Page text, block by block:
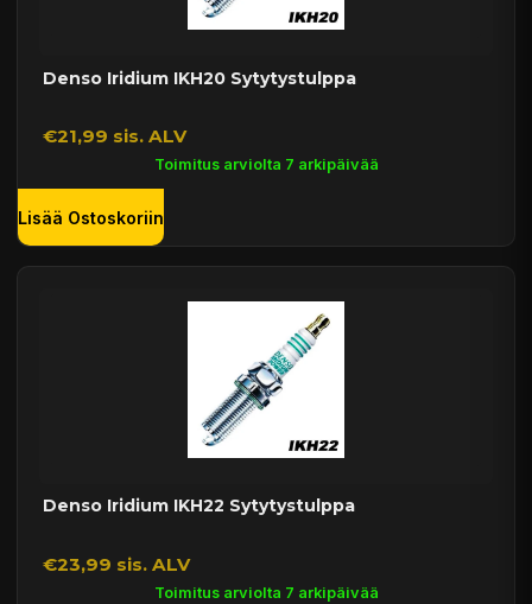
Denso Iridium IKH20 Sytytystulppa
€21,99 sis. ALV
Toimitus arviolta 7 arkipäivää
Lisää Ostoskoriin
Denso Iridium IKH22 Sytytystulppa
€23,99 sis. ALV
Toimitus arviolta 7 arkipäivää